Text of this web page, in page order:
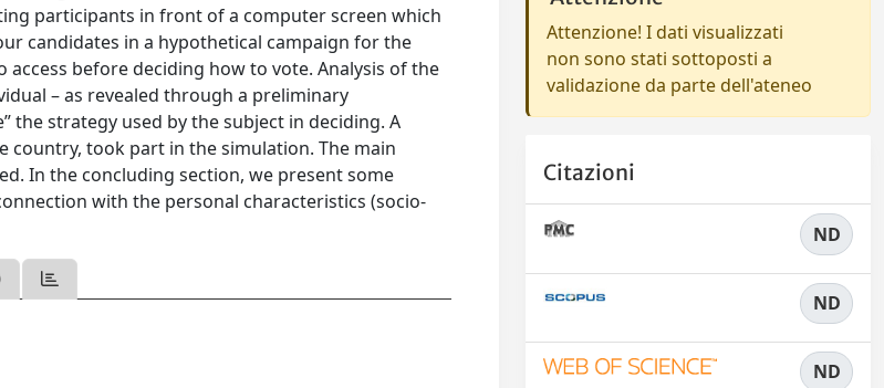
participants in front of a computer screen which
candidates in a hypothetical campaign for the
before deciding how to vote. Analysis of the
– as revealed through a preliminary
the strategy used by the subject in deciding. A
took part in the simulation. The main
In the concluding section, we present some
with the personal characteristics (socio-
Attenzione! I dati visualizzati
non sono stati sottoposti a
validazione da parte dell'ateneo
Citazioni
ND
ND
ND